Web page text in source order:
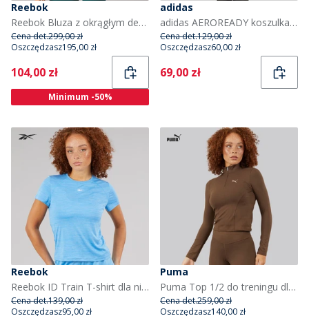
Reebok
Reebok Bluza z okrągłym dekoltem dla niej kolor Light Grey Heather
Cena det.299,00 zł
Oszczędzasz195,00 zł
Current
104,00 zł
Minimum -50%
adidas
adidas AEROREADY koszulka bez rękawów Train Essentials 3-Stripes dla niej kolor Mint Tone/Biały
Cena det.129,00 zł
Oszczędzasz60,00 zł
Current
69,00 zł
Reebok
Reebok ID Train T-shirt dla niej kolor Recovery Blue
Cena det.139,00 zł
Oszczędzasz95,00 zł
Puma
Puma Top 1/2 do treningu dla niej kolor Espresso Brown
Cena det.259,00 zł
Oszczędzasz140,00 zł